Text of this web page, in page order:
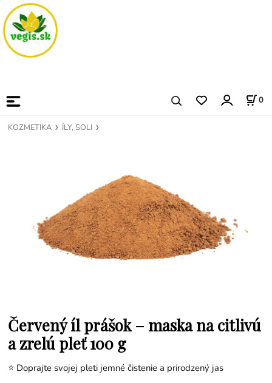
0
KOZMETIKA ÍLY, SOLI
Červený íl prášok – maska na citlivú
a zrelú pleť 100 g
⭐ Doprajte svojej pleti jemné čistenie a prirodzený jas